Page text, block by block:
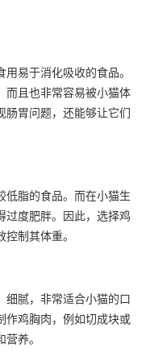
易于消化吸收的食品。
而且也非常容易被小猫体
肠胃问题，还能够让它们
低脂的食品。而在小猫生
过度肥胖。因此，选择鸡
制其体重。
细腻，非常适合小猫的口
作鸡胸肉，例如切成块或
养。